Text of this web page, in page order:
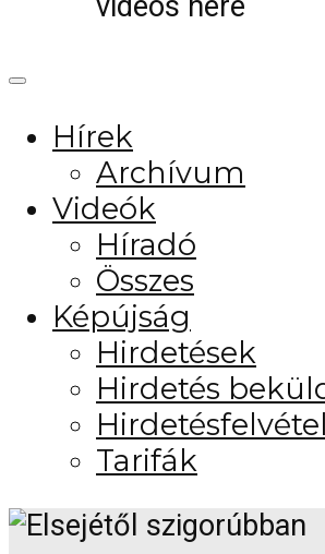
Hírek
Archívum
Videók
Híradó
Összes
Képújság
Hirdetések
Hirdetés
Tarifák